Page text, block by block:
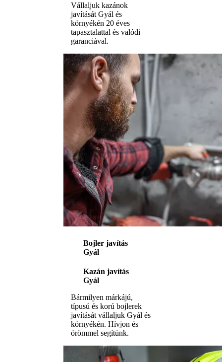
Vállaljuk kazánok
javítását Gyál és
környékén 20 éves
tapasztalattal és valódi
garanciával.
Bojler javítás
Gyál
Kazán javítás
Gyál
Bármilyen márkájú,
típusú és korú bojlerek
javítását vállaljuk Gyál és
környékén. Hívjon és
örömmel segítünk.